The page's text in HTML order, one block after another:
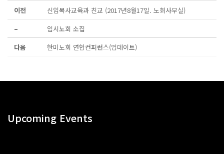
이전
신입목사교육과 친교 (2017년8월17일. 노회사무실)
–
임시노회 소집
다음
한미노회 연합컨퍼런스(업데이트)
Upcoming Events